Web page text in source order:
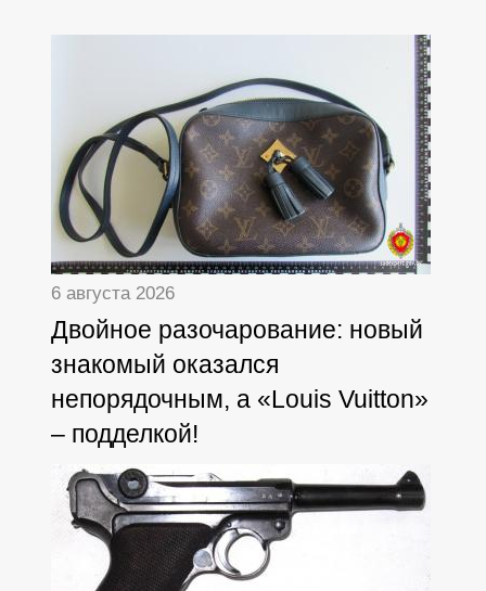
6 августа 2026
Двойное разочарование: новый
знакомый оказался
непорядочным, а «Louis Vuitton»
– подделкой!